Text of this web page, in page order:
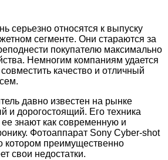
серьезно относятся к выпуску
сегменте. Они стараются за
покупателю максимально
Немногим компаниям удается
качество и отличный
давно известен на рынке
и дорогостоящий. Его техника
ее знают как современную и
Фотоаппарат Sony Cyber-shot
котором преимущественно
свои недостатки.